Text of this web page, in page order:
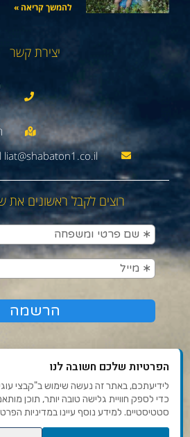
להמשך קריאה »
יצירת קשר
רוצים לקבל ראשונים את
תנאי שימוש ומדיניות
פנו אלינו
הפרטיות שלכם חשובה לנו
כדי לספק חוויית גלישה טובה יותר, תוכן
סטטיסטיים. למידע נוסף עיינו במדיניות